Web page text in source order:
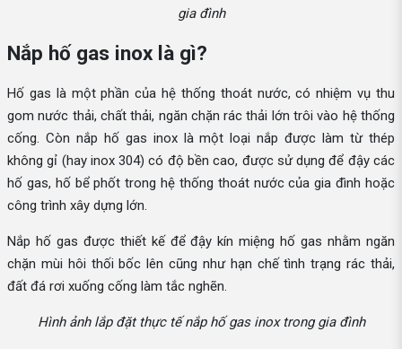
gia đình
Nắp hố gas inox là gì?
Hố gas là một phần của hệ thống thoát nước, có nhiệm vụ thu
gom nước thải, chất thải, ngăn chặn rác thải lớn trôi vào hệ thống
cống. Còn nắp hố gas inox là một loại nắp được làm từ thép
không gỉ (hay inox 304) có độ bền cao, được sử dụng để đậy các
hố gas, hố bể phốt trong hệ thống thoát nước của gia đình hoặc
công trình xây dựng lớn.
Nắp hố gas được thiết kế để đậy kín miệng hố gas nhằm ngăn
chặn mùi hôi thối bốc lên cũng như hạn chế tình trạng rác thải,
đất đá rơi xuống cống làm tắc nghẽn.
Hình ảnh lắp đặt thực tế nắp hố gas inox trong gia đình